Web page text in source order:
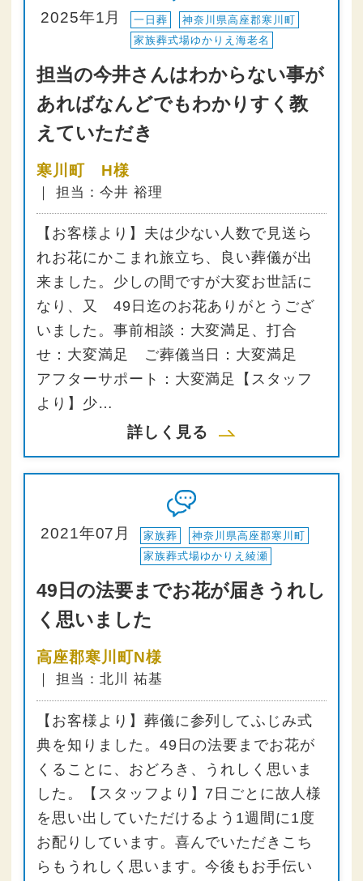
2025年1月 一日葬
神奈川県高座郡寒川町
家族葬式場ゆかりえ海老名
担当の今井さんはわからない事が
あればなんどでもわかりすく教
えていただき
寒川町 H様
｜ 担当：今井 裕理
【お客様より】夫は少ない人数で見送ら
れお花にかこまれ旅立ち、良い葬儀が出
来ました。少しの間ですが大変お世話に
なり、又 49日迄のお花ありがとうござ
いました。事前相談：大変満足、打合
せ：大変満足 ご葬儀当日：大変満足
アフターサポート：大変満足【スタッフ
より】少…
詳しく見る
2021年07月 家族葬
神奈川県高座郡寒川町
家族葬式場ゆかりえ綾瀬
49日の法要までお花が届きうれし
く思いました
高座郡寒川町N様
｜ 担当：北川 祐基
【お客様より】葬儀に参列してふじみ式
典を知りました。49日の法要までお花が
くることに、おどろき、うれしく思いま
した。【スタッフより】7日ごとに故人様
を思い出していただけるよう1週間に1度
お配りしています。喜んでいただきこち
らもうれしく思います。今後もお手伝い